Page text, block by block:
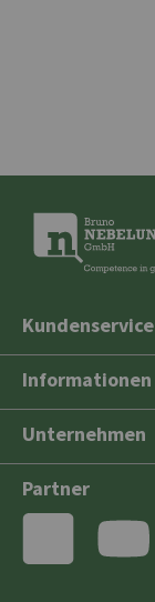
Kundenservice
Informationen
Unternehmen
Partner